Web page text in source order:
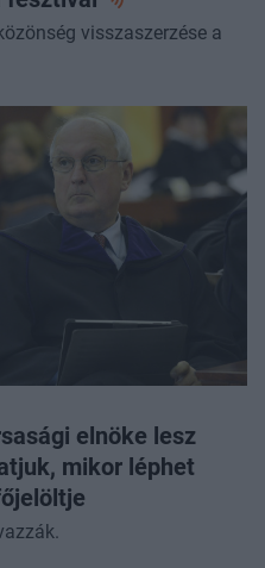
visszaszerzése a
elnöke lesz
mikor léphet